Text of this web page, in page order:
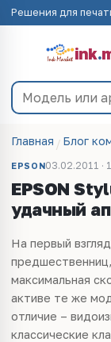
Решения для
ink.
Главная Блог
EPSON03.02.2011 ·
EPSON
удачный
На первый
максимальная
активе те же
отличие –
классические